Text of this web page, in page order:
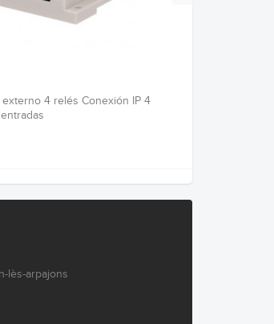
4 relés Conexión IP 4
lès-arpajons